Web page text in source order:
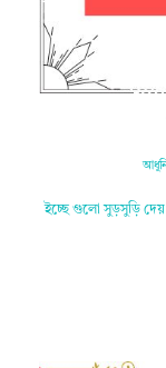
ইচ্ছে গুলো সুড়সুড়ি দেয়